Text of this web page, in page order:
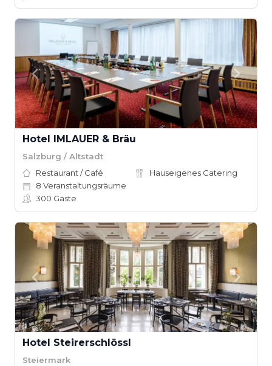
Hotel IMLAUER & Bräu
Salzburg / Altstadt
Restaurant / Café
Hauseigenes Catering
8 Veranstaltungsräume
300 Gäste
Hotel Steirerschlössl
Steiermark